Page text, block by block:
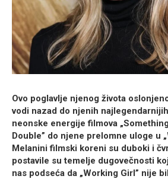
Ovo poglavlje njenog života
vodi nazad do njenih
neonske energije filmova
Double” do njene prelomne uloge u
Melanini filmski koreni su duboki i
postavile su temelje dugovečnosti
nas podseća da „Working Girl” nije